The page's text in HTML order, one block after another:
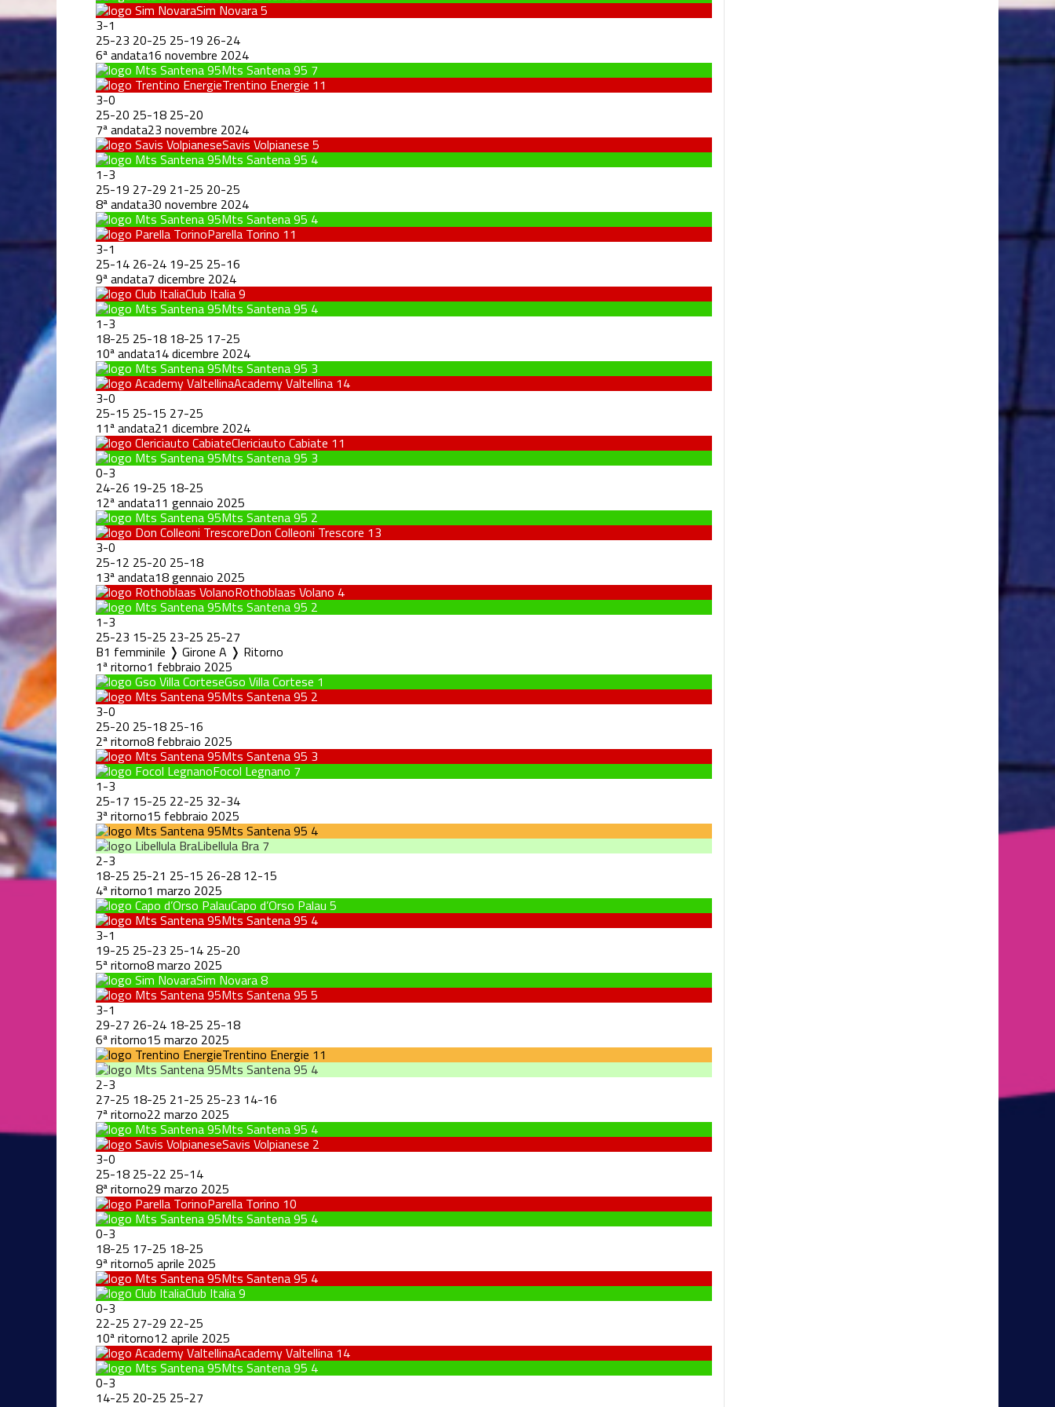
Sim Novara5
3-1
25-23 20-25 25-19 26-24
6ª andata16 novembre 2024
Mts Santena 95 7
Trentino Energie 11
3-0
25-20 25-18 25-20
7ª andata23 novembre 2024
Savis Volpianese 5
Mts Santena 95 4
1-3
25-19 27-29 21-25 20-25
8ª andata30 novembre 2024
Mts Santena 95 4
Parella Torino 11
3-1
25-14 26-24 19-25 25-16
9ª andata7 dicembre 2024
Club Italia9
Mts Santena 95 4
1-3
18-25 25-18 18-25 17-25
10ª andata14 dicembre 2024
Mts Santena 95 3
Academy Valtellina 14
3-0
25-15 25-15 27-25
11ª andata21 dicembre 2024
Clericiauto Cabiate 11
Mts Santena 95 3
0-3
24-26 19-25 18-25
12ª andata11 gennaio 2025
Mts Santena 95 2
Don Colleoni Trescore 13
3-0
25-12 25-20 25-18
13ª andata18 gennaio 2025
Rothoblaas Volano 4
Mts Santena 95 2
1-3
25-23 15-25 23-25 25-27
B1 femminile ❭ Girone A ❭ Ritorno
1ª ritorno1 febbraio 2025
Gso Villa Cortese 1
Mts Santena 95 2
3-0
25-20 25-18 25-16
2ª ritorno8 febbraio 2025
Mts Santena 95 3
Focol Legnano 7
1-3
25-17 15-25 22-25 32-34
3ª ritorno15 febbraio 2025
Mts Santena 95 4
Libellula Bra 7
2-3
18-25 25-21 25-15 26-28 12-15
4ª ritorno1 marzo 2025
Capo d’Orso Palau 5
Mts Santena 95 4
3-1
19-25 25-23 25-14 25-20
5ª ritorno8 marzo 2025
Sim Novara8
Mts Santena 95 5
3-1
29-27 26-24 18-25 25-18
6ª ritorno15 marzo 2025
Trentino Energie 11
Mts Santena 95 4
2-3
27-25 18-25 21-25 25-23 14-16
7ª ritorno22 marzo 2025
Mts Santena 95 4
Savis Volpianese 2
3-0
25-18 25-22 25-14
8ª ritorno29 marzo 2025
Parella Torino 10
Mts Santena 95 4
0-3
18-25 17-25 18-25
9ª ritorno5 aprile 2025
Mts Santena 95 4
Club Italia9
0-3
22-25 27-29 22-25
10ª ritorno12 aprile 2025
Academy Valtellina 14
Mts Santena 95 4
0-3
14-25 20-25 25-27